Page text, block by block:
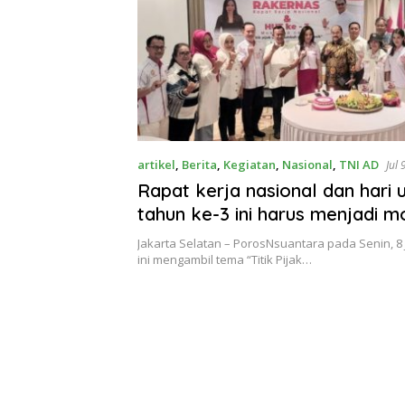
artikel, Berita, Kegiatan, Nasional, TNI AD Jul
Rapat kerja nasional dan hari
tahun ke-3 ini harus menjadi
konsolidasi serta perumusan
untuk semakin memperkuat
Jakarta Selatan – PorosNsuantara pada Senin, 8
ini mengambil tema “Titik Pijak…